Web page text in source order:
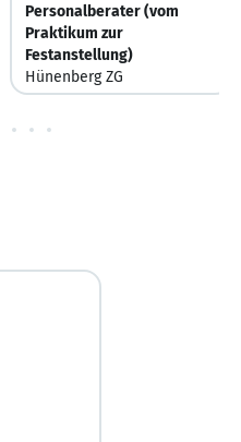
Personalberater (vom
Praktikum zur
Festanstellung)
Hünenberg ZG